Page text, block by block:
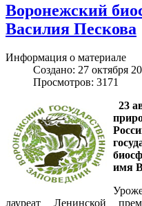
Воронежский
Василия Пескова
Информация о материале
Создано: 27 октября
Просмотров: 3171
23
имя
лауреат Ленинской